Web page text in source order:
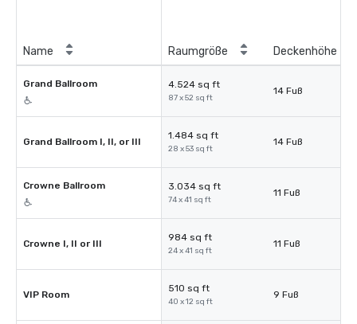
Name Raumgröße Deckenhöhe
Grand Ballroom 4.524 sq ft
87 x 52 sq ft
14 Fuß
Grand Ballroom I, II, or III
1.484 sq ft
28 x 53 sq ft
14 Fuß
Crowne Ballroom 3.034 sq ft
74 x 41 sq ft
11 Fuß
Crowne I, II or III
984 sq ft
24 x 41 sq ft
11 Fuß
VIP Room
510 sq ft
40 x 12 sq ft
9 Fuß